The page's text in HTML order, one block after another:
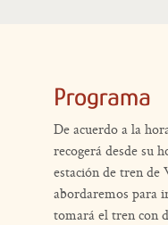
Programa
De acuerdo a la
recogerá desde su
estación de tren de
abordaremos para
tomará el tren con